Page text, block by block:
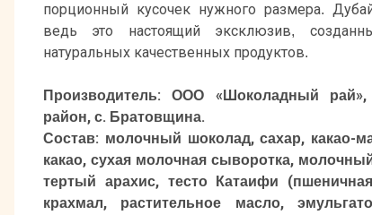
порционный кусочек нужного размера.
ведь это настоящий эксклюзив,
натуральных качественных продуктов.
Производитель: ООО «Шоколадный рай»,
район, с. Братовщина.
Состав: молочный шоколад, сахар, какао-
какао, сухая молочная сыворотка,
тертый арахис, тесто Катаифи
крахмал, растительное масло,